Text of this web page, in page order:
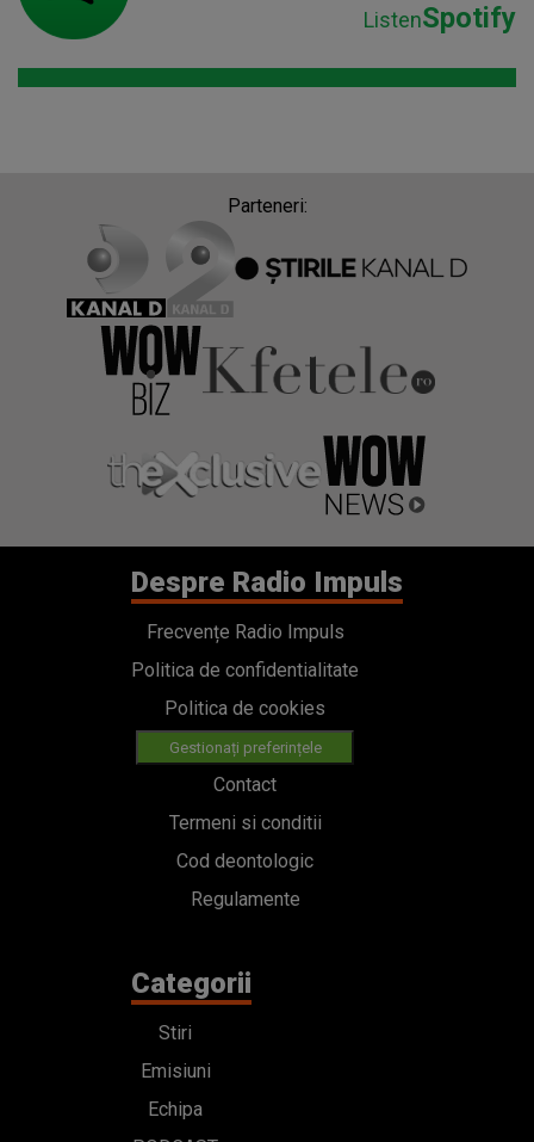
ListenSpotify
Parteneri:
Despre Radio Impuls
Frecvențe Radio Impuls
Politica de confidentialitate
Politica de cookies
Gestionați preferințele
Contact
Termeni si conditii
Cod deontologic
Regulamente
Categorii
Stiri
Emisiuni
Echipa